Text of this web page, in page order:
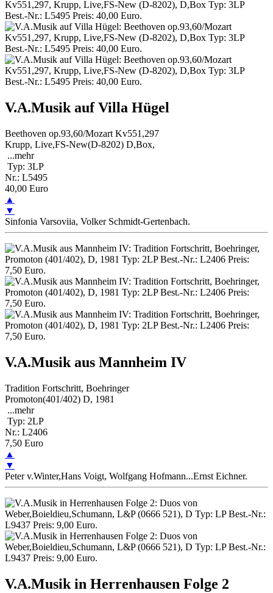
V.A.Musik auf Villa Hügel
Beethoven op.93,60/Mozart Kv551,297
Krupp, Live,FS-New(D-8202) D,Box,
...mehr
Typ: 3LP
Nr.: L5495
40,00 Euro
▲
▼
Sinfonia Varsoviia, Volker Schmidt-Gertenbach.
V.A.Musik aus Mannheim IV
Tradition Fortschritt, Boehringer
Promoton(401/402) D, 1981
...mehr
Typ: 2LP
Nr.: L2406
7,50 Euro
▲
▼
Peter v.Winter,Hans Voigt, Wolfgang Hofmann...Ernst Eichner.
V.A.Musik in Herrenhausen Folge 2